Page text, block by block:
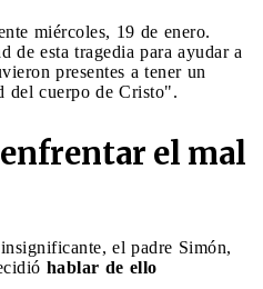
miércoles, 19 de enero.
de esta tragedia para ayudar a
presentes a tener un
del cuerpo de Cristo".
el mal
el padre Simón,
hablar de ello